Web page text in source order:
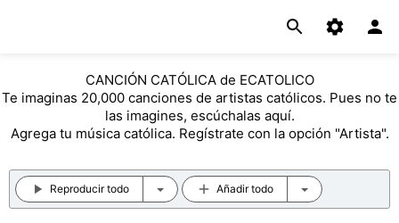
CANCIÓN CATÓLICA de ECATOLICO
Te imaginas 20,000 canciones de artistas católicos. Pues no te
las imagines, escúchalas aquí.
Agrega tu música católica. Regístrate con la opción "Artista".
Reproducir todo Añadir todo